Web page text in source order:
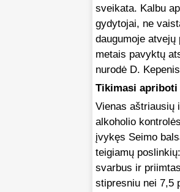
sveikata. Kalbu
gydytojai, ne
daugumoje
metais pavyktų
nurodė D.
Tikimasi
Vienas aštriausių
alkoholio
įvykęs Seimo
teigiamų
svarbus ir
stipresniu nei 7,5